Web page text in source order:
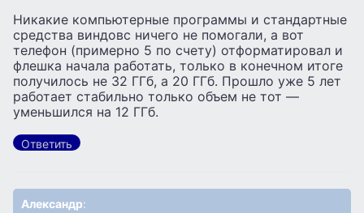
Никакие компьютерные программы и стандартные
средства виндовс ничего не помогали, а вот
телефон (примерно 5 по счету) отформатировал и
флешка начала работать, только в конечном итоге
получилось не 32 ГГб, а 20 ГГб. Прошло уже 5 лет
работает стабильно только объем не тот —
уменьшился на 12 ГГб.
Ответить
Александр: